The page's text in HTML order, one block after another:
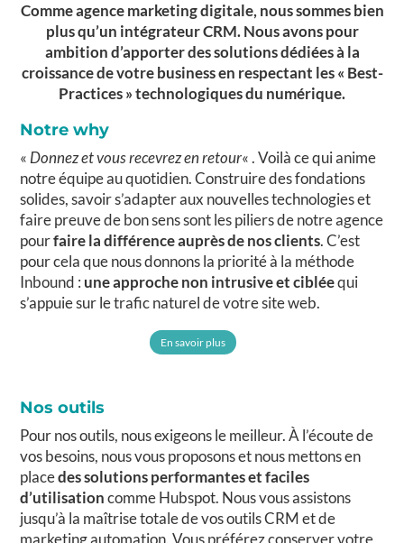
Comme agence marketing digitale, nous sommes bien
plus qu’un intégrateur CRM. Nous avons pour
ambition d’apporter des solutions dédiées à la
croissance de votre business en respectant les « Best-
Practices » technologiques du numérique.
Notre why
« Donnez et vous recevrez en retour« . Voilà ce qui anime
notre équipe au quotidien. Construire des fondations
solides, savoir s’adapter aux nouvelles technologies et
faire preuve de bon sens sont les piliers de notre agence
pourfaire la différence auprès de nos clients. C’est
pour cela que nous donnons la priorité à la méthode
Inbound : une approche non intrusive et cibléequi
s’appuie sur le trafic naturel de votre site web.
En savoir plus
Nos outils
Pour nos outils, nous exigeons le meilleur. À l’écoute de
vos besoins, nous vous proposons et nous mettons en
placedes solutions performantes et faciles
d’utilisationcomme Hubspot. Nous vous assistons
jusqu’à la maîtrise totale de vos outils CRM et de